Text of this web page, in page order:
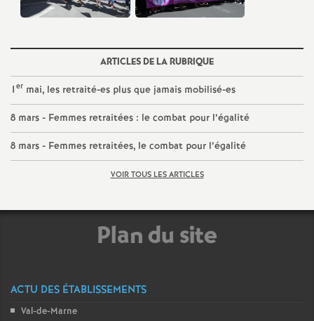
ARTICLES DE LA RUBRIQUE
1er mai, les retraité-es plus que jamais mobilisé-es
8 mars - Femmes retraitées : le combat pour l’égalité
8 mars - Femmes retraitées, le combat pour l’égalité
VOIR TOUS LES ARTICLES
Plan du site
ACTU DES ÉTABLISSEMENTS
Val-de-Marne